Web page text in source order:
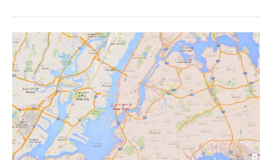
製造業のIT導入・活用を支援
モノづくり技術者専門サイト
エレクトロニクス専門サイト
電子設計の基本と応用
エネルギーの専門メディア